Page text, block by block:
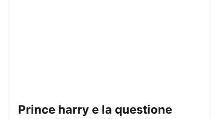
prince harry e la questione